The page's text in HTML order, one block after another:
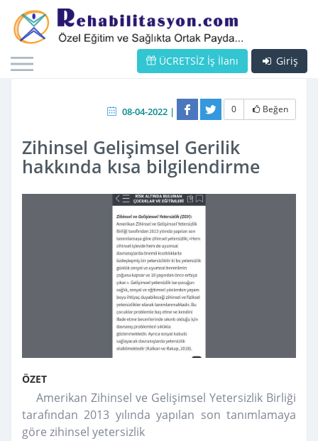
Giriş
ÜCRETSİZ İş İlanı
08-04-2022 | 0 Beğen
Zihinsel Gelişimsel Gerilik
hakkında kısa bilgilendirme
ÖZET
Amerikan Zihinsel ve Gelişimsel Yetersizlik Birliği
tarafından 2013 yılında yapılan son tanımlamaya
göre zihinsel yetersizlik